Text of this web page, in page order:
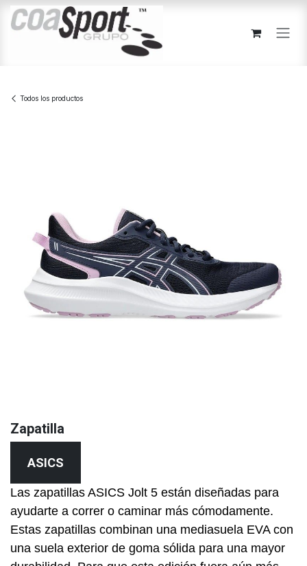
Ir al contenido
Todos los productos
Zapatilla
ASICS
Las zapatillas ASICS Jolt 5 están diseñadas para
ayudarte a correr o caminar más cómodamente.
Estas zapatillas combinan una mediasuela EVA con
una suela exterior de goma sólida para una mayor